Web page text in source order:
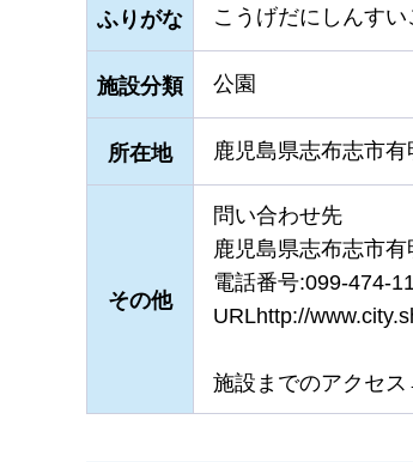
ふりがな こうげだにしんすい
施設分類 公園
所在地 鹿児島県志布志市
その他
問い合わせ先
鹿児島県志布志市
電話番号:099-474-
URLhttp://
施設までのアクセ